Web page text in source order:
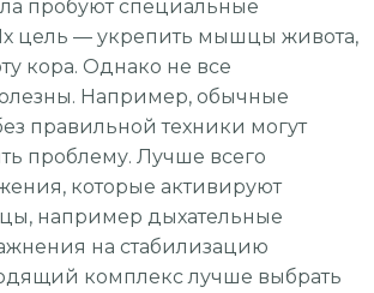
пробуют специальные
цель — укрепить мышцы живота,
кора. Однако не все
Например, обычные
правильной техники могут
проблему. Лучше всего
которые активируют
например дыхательные
на стабилизацию
комплекс лучше выбрать